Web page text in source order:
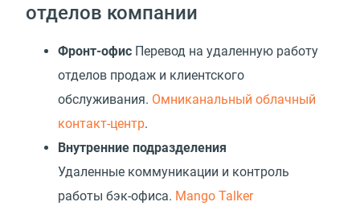
отделов компании
Фронт-офис Перевод на удаленную работу
отделов продаж и клиентского
обслуживания. Омниканальный облачный
контакт-центр.
Внутренние подразделения
Удаленные коммуникации и контроль
работы бэк-офиса. Mango Talker